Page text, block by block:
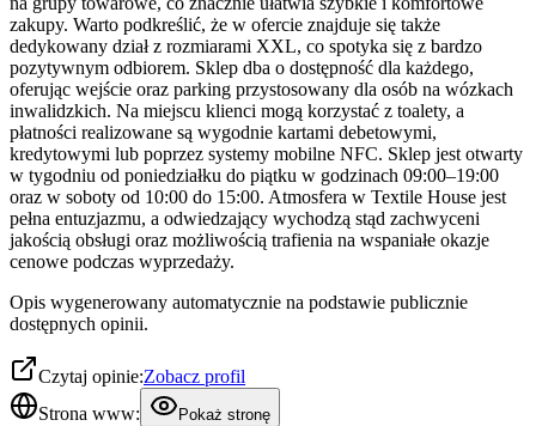
zakupy. Warto podkreślić, że w ofercie znajduje się także
dedykowany dział z rozmiarami XXL, co spotyka się z bardzo
pozytywnym odbiorem. Sklep dba o dostępność dla każdego,
oferując wejście oraz parking przystosowany dla osób na wózkach
inwalidzkich. Na miejscu klienci mogą korzystać z toalety, a
płatności realizowane są wygodnie kartami debetowymi,
kredytowymi lub poprzez systemy mobilne NFC. Sklep jest otwarty
w tygodniu od poniedziałku do piątku w godzinach 09:00–19:00
oraz w soboty od 10:00 do 15:00. Atmosfera w Textile House jest
pełna entuzjazmu, a odwiedzający wychodzą stąd zachwyceni
jakością obsługi oraz możliwością trafienia na wspaniałe okazje
cenowe podczas wyprzedaży.
Opis wygenerowany automatycznie na podstawie publicznie
dostępnych opinii.
Czytaj opinie:Zobacz profil
Strona www:
Pokaż stronę